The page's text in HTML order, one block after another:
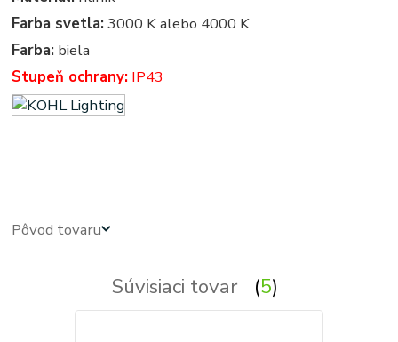
Farba svetla: 3000 K alebo 4000 K
Farba: biela
Stupeň ochrany: IP43
Pôvod tovaru
Súvisiaci tovar 5